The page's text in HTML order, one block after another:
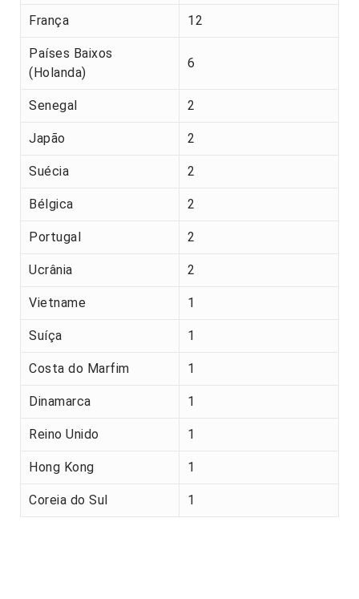
França 12
Países Baixos
(Holanda)
6
Senegal 2
Japão 2
Suécia 2
Bélgica 2
Portugal 2
Ucrânia 2
Vietname 1
Suíça 1
Costa do Marfim 1
Dinamarca 1
Reino Unido 1
Hong Kong 1
Coreia do Sul 1